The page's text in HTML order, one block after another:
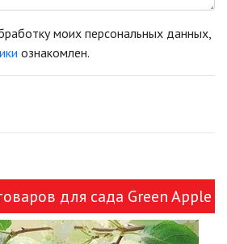
моих персональных данных,
ознакомлен.
для сада Green Apple
и ЭРА!